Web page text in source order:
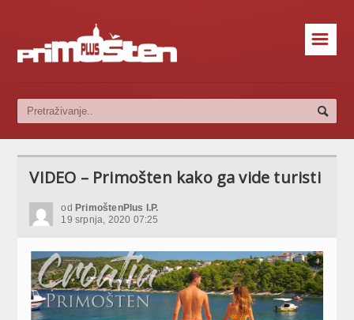
☰
VIDEO – Primošten kako ga vide turisti
od PrimoštenPlus I.P.
19 srpnja, 2020 07:25